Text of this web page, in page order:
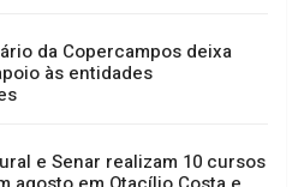
da Copercampos deixa
às entidades
e Senar realizam 10 cursos